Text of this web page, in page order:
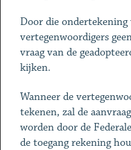
Door die
vertegenwoordigers
vraag van de
kijken.
Wanneer de
tekenen, zal de
worden door de
de toegang rekening